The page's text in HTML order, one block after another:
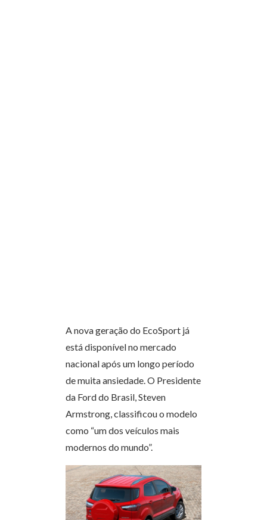
A nova geração do EcoSport já
está disponível no mercado
nacional após um longo período
de muita ansiedade. O Presidente
da Ford do Brasil, Steven
Armstrong, classificou o modelo
como “um dos veículos mais
modernos do mundo”.